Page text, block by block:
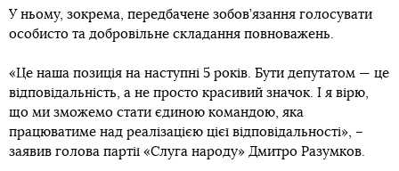
У ньому, зокрема, передбачене зобов’язання голосувати
особисто та добровільне складання повноважень.
«Це наша позиція на наступні 5 років. Бути депутатом — це
відповідальність, а не просто красивий значок. І я вірю,
що ми зможемо стати єдиною командою, яка
працюватиме над реалізацією цієї відповідальності», –
заявив голова партії «Слуга народу» Дмитро Разумков.